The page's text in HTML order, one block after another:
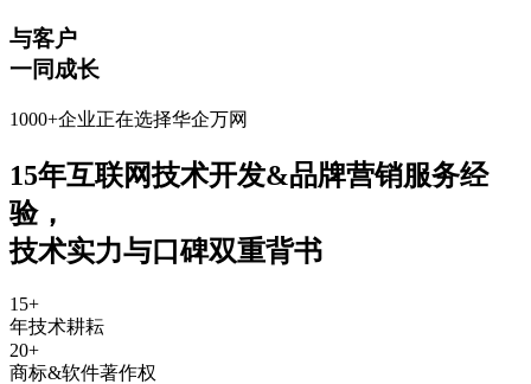
与客户
一同成长
1000+企业正在选择华企万网
15年互联网技术开发&品牌营销服务经
验，
技术实力与口碑双重背书
15+
年技术耕耘
20+
商标&软件著作权